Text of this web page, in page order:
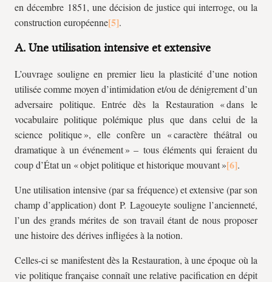
en décembre 1851, une décision de justice qui interroge, ou la
construction européenne
.
A. Une utilisation intensive et extensive
L’ouvrage souligne en premier lieu la plasticité d’une notion
utilisée comme moyen d’intimidation et/ou de dénigrement d’un
adversaire politique. Entrée dès la Restauration « dans le
vocabulaire politique polémique plus que dans celui de la
science politique », elle confère un « caractère théâtral ou
dramatique à un événement » – tous éléments qui feraient du
coup d’État un « objet politique et historique mouvant »
.
Une utilisation intensive (par sa fréquence) et extensive (par son
champ d’application) dont P. Lagoueyte souligne l’ancienneté,
l’un des grands mérites de son travail étant de nous proposer
une histoire des dérives infligées à la notion.
Celles-ci se manifestent dès la Restauration, à une époque où la
vie politique française connaît une relative pacification en dépit